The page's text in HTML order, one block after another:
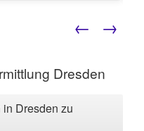
← →
Dresden
Dresden zu